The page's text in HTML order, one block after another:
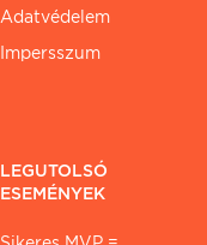
Adatvédelem
Impersszum
LEGUTOLSÓ
ESEMÉNYEK